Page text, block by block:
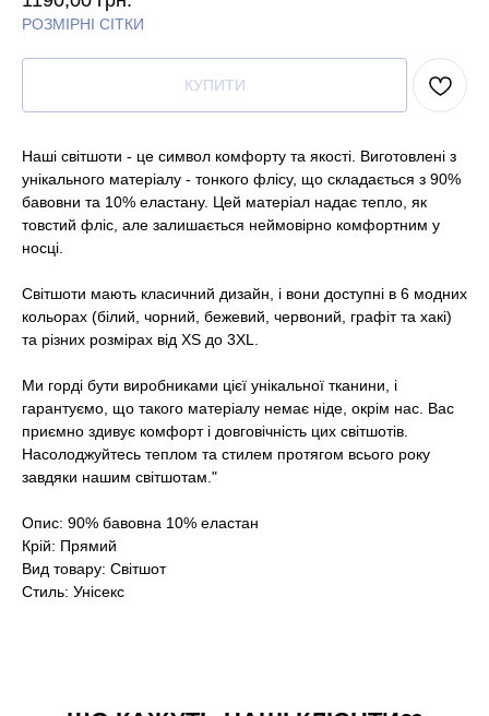
РОЗМІРНІ СІТКИ
КУПИТИ
Наші світшоти - це символ комфорту та якості. Виготовлені з
унікального матеріалу - тонкого флісу, що складається з 90%
бавовни та 10% еластану. Цей матеріал надає тепло, як
товстий фліс, але залишається неймовірно комфортним у
носці.
Світшоти мають класичний дизайн, і вони доступні в 6 модних
кольорах (білий, чорний, бежевий, червоний, графіт та хакі)
та різних розмірах від XS до 3XL.
Ми горді бути виробниками цієї унікальної тканини, і
гарантуємо, що такого матеріалу немає ніде, окрім нас. Вас
приємно здивує комфорт і довговічність цих світшотів.
Насолоджуйтесь теплом та стилем протягом всього року
завдяки нашим світшотам."
Опис: 90% бавовна 10% еластан
Крій: Прямий
Вид товару: Світшот
Стиль: Унісекс